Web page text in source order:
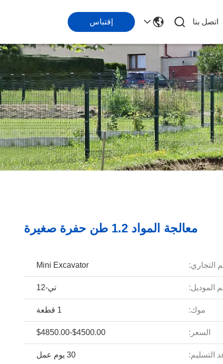
اتصل بنا إقتباس
معالجة المواد 1.2 طن حفرة صغيرة
التجاري: Mini Excavator
الموديل: تي-12
موك: 1 قطعة
السعر: $4500.00-$4850.00
التسليم: 30 يوم عمل